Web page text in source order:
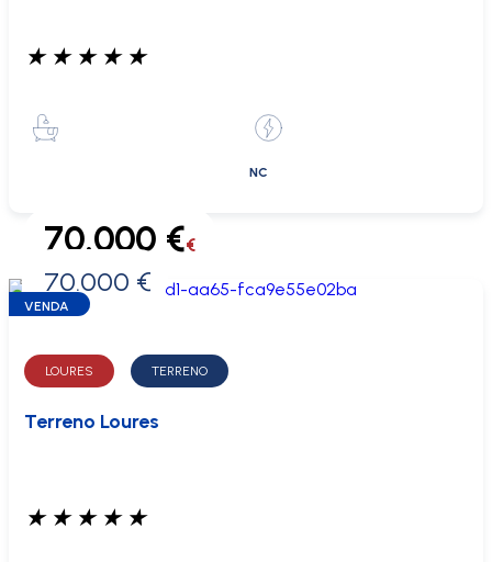
★ ★ ★ ★ ★
NC
0 €
70.000 €€
70.000 €
VENDA
LOURES TERRENO
Terreno Loures
★ ★ ★ ★ ★